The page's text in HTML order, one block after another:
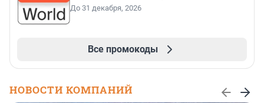
До 31 декабря, 2026
Все промокоды
НОВОСТИ КОМПАНИЙ